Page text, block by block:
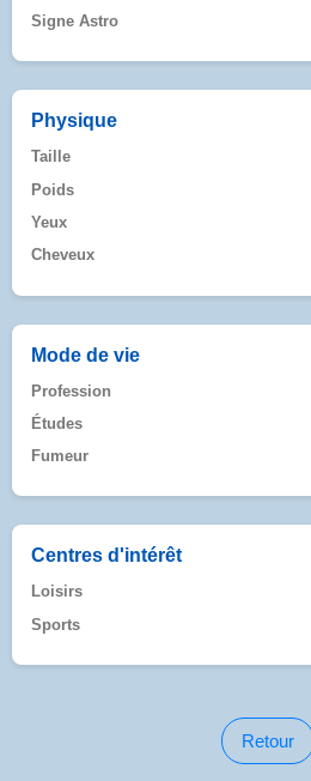
Signe Astro
Physique
Taille
Poids
Yeux
Cheveux
Mode de vie
Profession
Études
Fumeur
Centres d'intérêt
Loisirs
Sports
Retour